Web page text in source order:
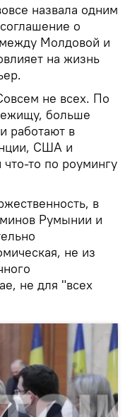
назвала одним
о
Молдовой и
на жизнь
не всех. По
больше
работают в
США и
то по роумингу
в
Румынии и
не из
не для "всех